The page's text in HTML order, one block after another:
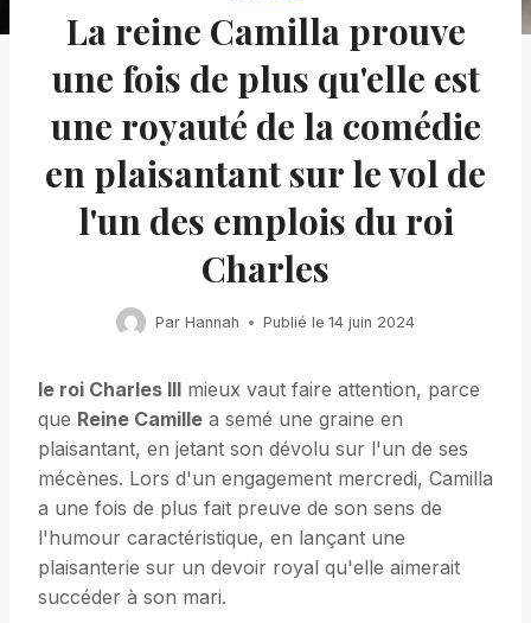
La reine Camilla prouve
une fois de plus qu'elle est
une royauté de la comédie
en plaisantant sur le vol de
l'un des emplois du roi
Charles
Par Hannah Publié le 14 juin 2024
le roi Charles III mieux vaut faire attention, parce
que Reine Camille a semé une graine en
plaisantant, en jetant son dévolu sur l'un de ses
mécènes. Lors d'un engagement mercredi, Camilla
a une fois de plus fait preuve de son sens de
l'humour caractéristique, en lançant une
plaisanterie sur un devoir royal qu'elle aimerait
succéder à son mari.